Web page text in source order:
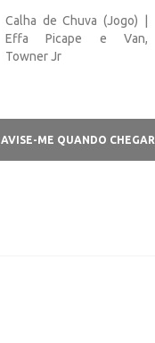
Calha de Chuva (Jogo) |
Effa Picape e Van,
Towner Jr
AVISE-ME QUANDO CHEGAR